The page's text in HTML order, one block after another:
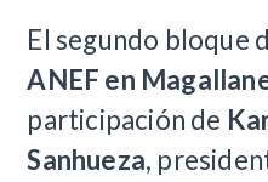
El segundo bloque
ANEF en
participación de
Sanhueza,